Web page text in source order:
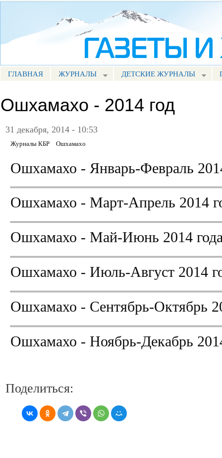
Портал СМИ КБР
МЕНЮ ПРЕССА
ГЛАВНАЯ ЖУРНАЛЫ ДЕТСКИЕ ЖУРНАЛЫ
Ошхамахо - 2014 год
31 декабря, 2014 - 10:53
Журналы КБР Ошхамахо
Ошхамахо - Январь-Февраль
Ошхамахо - Март-Апрель 2014
Ошхамахо - Май-Июнь 2014
Ошхамахо - Июль-Август 2014
Ошхамахо - Сентябрь-Октябрь
Ошхамахо - Ноябрь-Декабрь
Поделиться: